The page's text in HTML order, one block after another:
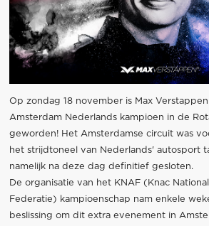
Op zondag 18 november is Max
Amsterdam Nederlands kampioen in de
geworden! Het Amsterdamse circuit was
het strijdtoneel van Nederlands' autosport
namelijk na deze dag definitief gesloten.
De organisatie van het KNAF (Knac
Federatie) kampioenschap nam enkele
beslissing om dit extra evenement in